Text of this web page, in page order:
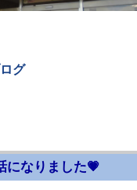
グ
になりました💗